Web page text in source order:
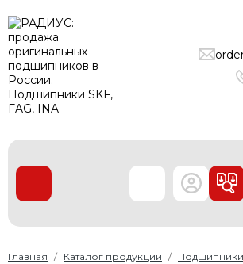
ПОДШИПНИКИ
ЛИНЕЙНЫЕ ТЕХНОЛОГИИ
РЕМНИ
О нас
Доставка и оплата
Главная Каталог продукции Подшипники